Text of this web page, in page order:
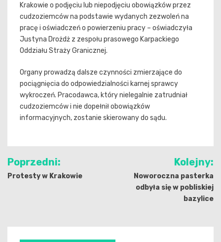
Krakowie o podjęciu lub niepodjęciu obowiązków przez
cudzoziemców na podstawie wydanych zezwoleń na
pracę i oświadczeń o powierzeniu pracy – oświadczyła
Justyna Drożdż z zespołu prasowego Karpackiego
Oddziału Straży Granicznej.
Organy prowadzą dalsze czynności zmierzające do
pociągnięcia do odpowiedzialności karnej sprawcy
wykroczeń. Pracodawca, który nielegalnie zatrudniał
cudzoziemców i nie dopełnił obowiązków
informacyjnych, zostanie skierowany do sądu.
Nawigacja
wpisu
Poprzedni:
Protesty w Krakowie
Kolejny:
Noworoczna pasterka
odbyła się w pobliskiej
bazylice